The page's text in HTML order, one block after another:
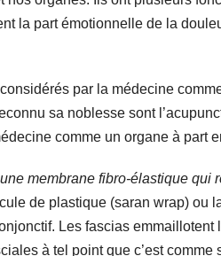
la part émotionnelle de la
par la médecine
sa noblesse sont
comme un organe à part
membrane fibro-élastique qui
de plastique (saran wrap) ou
Les fascias
à tel point que c’est